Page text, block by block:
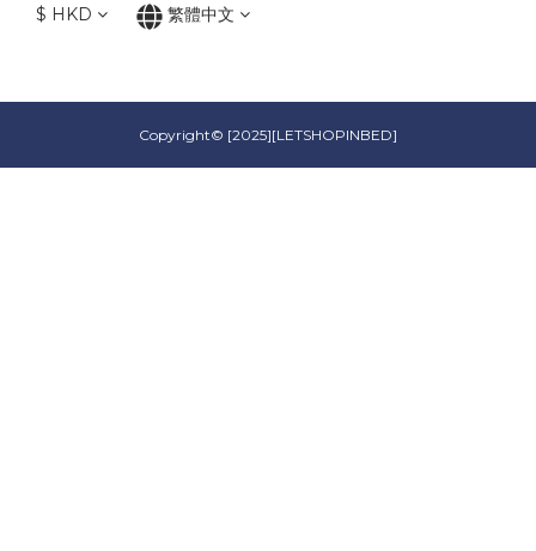
$ HKD 繁體中文
Copyright© [2025][LETSHOPINBED]